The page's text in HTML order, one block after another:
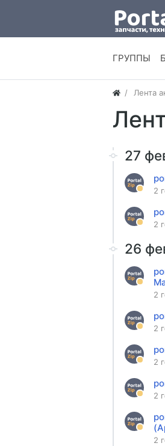
ГРУППЫ
Лента
27
2
2
26
2
2
2
2
2